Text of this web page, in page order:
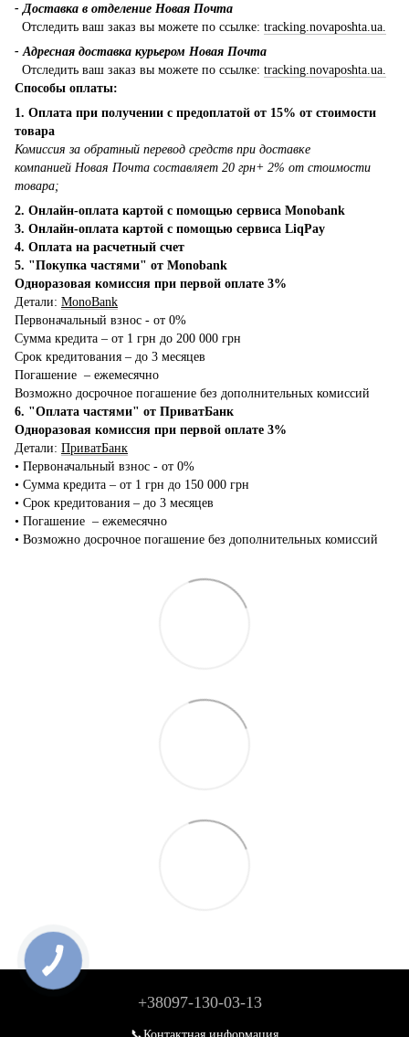
- Доставка в отделение Новая Почта
Отследить ваш заказ вы можете по ссылке: tracking.novaposhta.ua.
- Адресная доставка курьером Новая Почта
Отследить ваш заказ вы можете по ссылке: tracking.novaposhta.ua.
Способы оплаты:
1. Оплата при получении с предоплатой от 15% от стоимости
товара
Комиссия за обратный перевод средств при доставке
компанией Новая Почта составляет 20 грн+ 2% от стоимости
товара;
2. Онлайн-оплата картой с помощью сервиса Monobank
3. Онлайн-оплата картой с помощью сервиса LiqPay
4. Оплата на расчетный счет
5. "Покупка частями" от Monobank
Одноразовая комиссия при первой оплате 3%
Детали: MonoBank
Первоначальный взнос - от 0%
Сумма кредита – от 1 грн до 200 000 грн
Срок кредитования – до 3 месяцев
Погашение – ежемесячно
Возможно досрочное погашение без дополнительных комиссий
6. "Оплата частями" от ПриватБанк
Одноразовая комиссия при первой оплате 3%
Детали: ПриватБанк
•‎ Первоначальный взнос - от 0%
•‎ Сумма кредита – от 1 грн до 150 000 грн
•‎ Срок кредитования – до 3 месяцев
•‎ Погашение – ежемесячно
•‎ Возможно досрочное погашение без дополнительных комиссий
+38097-130-03-13